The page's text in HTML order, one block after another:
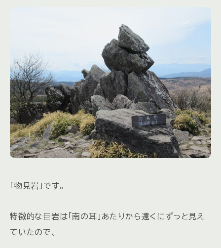
「物見岩」です。
特徴的な巨岩は「南の耳」あたりから遠くにずっと見え
ていたので、